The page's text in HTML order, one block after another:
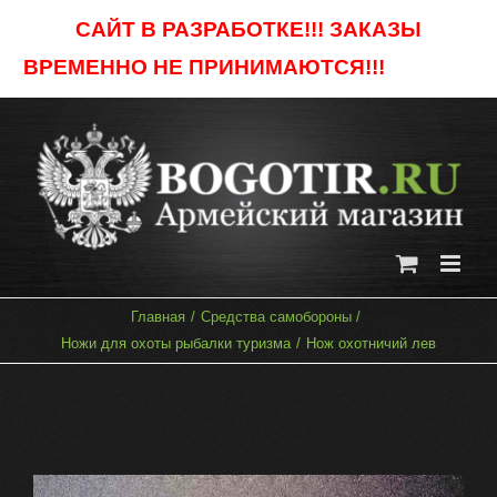
САЙТ В РАЗРАБОТКЕ!!! ЗАКАЗЫ
ВРЕМЕННО НЕ ПРИНИМАЮТСЯ!!!
content
Главная
Средства самобороны
Ножи для охоты рыбалки туризма
Нож охотничий лев